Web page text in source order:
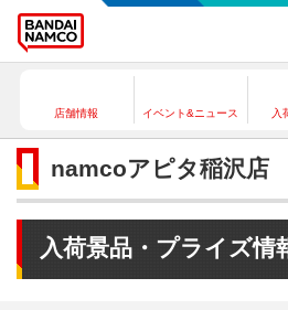
店舗情報 イベント&ニュース 入
namcoアピタ稲沢店
入荷景品・プライズ情